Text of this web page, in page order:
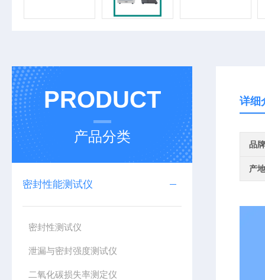
PRODUCT
产品分类
密封性能测试仪
密封性测试仪
泄漏与密封强度测试仪
二氧化碳损失率测定仪
详细
品牌
产